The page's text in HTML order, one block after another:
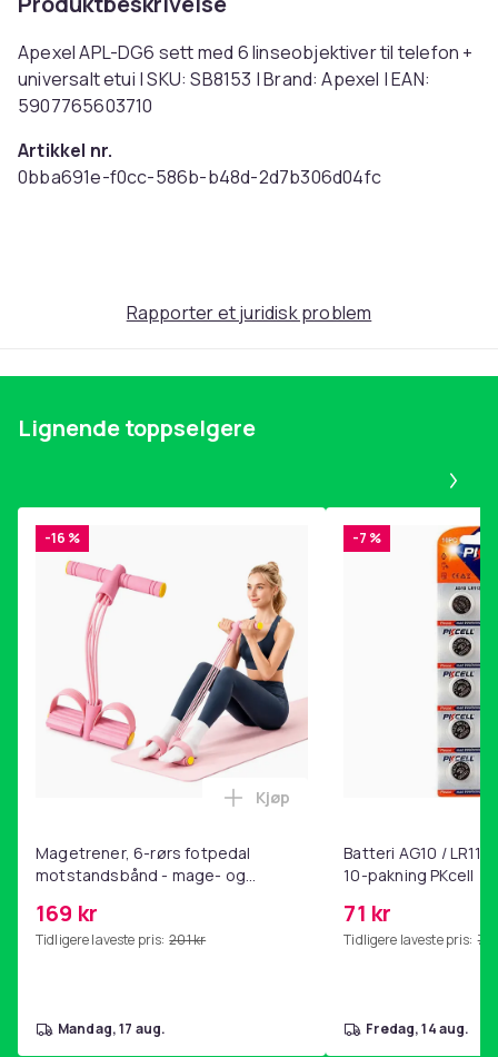
Apexel APL-DG6 sett med 6 linseobjektiver til telefon +
universalt etui | SKU: SB8153 | Brand: Apexel | EAN:
5907765603710
Artikkel nr.
0bba691e-f0cc-586b-b48d-2d7b306d04fc
Rapporter et juridisk problem
Lignende toppselgere
-16 %
Magetrener, 6-rørs fotpedal
motstandsbånd - mage- og
hjemmegymnastikk Pink
169 kr
Tidligere laveste pris: 201 kr
Legg Magetrener, 6-rørs
Kjøp
mandag, 17 aug.
-7 %
Batteri AG10 /
10-pakning PKcell
71 kr
Tidligere laveste pris: 76
fredag, 14 aug.